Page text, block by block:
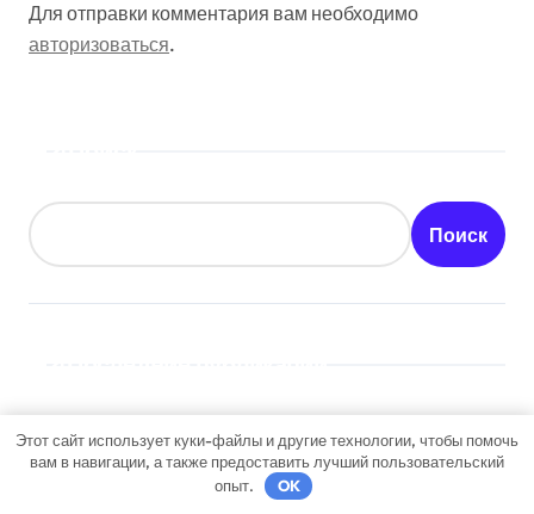
Для отправки комментария вам необходимо
авторизоваться.
Поиск
Как получить гражданство Аргентины: Полное
руководство
Этот сайт использует куки-файлы и другие технологии, чтобы помочь
вам в навигации, а также предоставить лучший пользовательский
опыт.
OK